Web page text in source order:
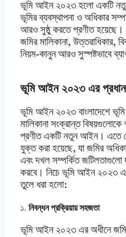
ভূমি আইন ২০২৩ হলো একটি নতুন
ভূমির ব্যবস্থাপনা ও অধিকার
আরও সুষ্ঠু করতে প্রণীত
জমির মালিকানা, উত্তরাধিকার,
নিয়ম-কানুন আরও সুস্পষ্টভাবে
ভূমি আইন ২০২৩ এর প্রধান
ভূমি আইন ২০২৩ বাংলাদেশে
মালিকানা সংক্রান্ত
প্রণীত একটি নতুন আইন। এতে
যুক্ত করা হয়েছে, যা জমির
এবং দখল সম্পর্কিত জটিলতাগুলো
করবে। নিচে ভূমি আইন ২০২৩ এর
তুলে ধরা হলো:
১. নিবন্ধন প্রক্রিয়ায় সহজতা
ভূমি আইন ২০২৩ এর অধীনে জমির